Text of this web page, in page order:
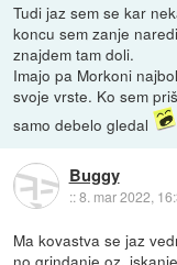
Tudi jaz sem se kar
koncu sem zanje
znajdem tam doli.
Imajo pa Morkoni
svoje vrste. Ko sem
samo debelo gledal
Buggy
::8. mar 2022,
Ma kovastva se jaz